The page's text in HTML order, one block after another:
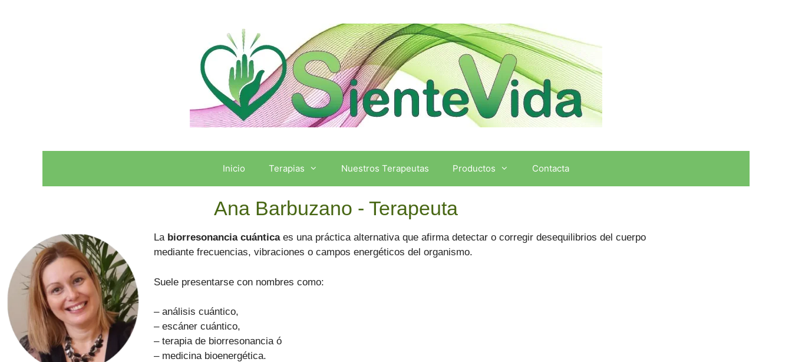
Inicio Terapias Nuestros Terapeutas Productos Contacta
Ana Barbuzano - Terapeuta
La biorresonancia cuánticaes una práctica alternativa que afirma detectar o corregir desequilibrios del cuerpo
mediante frecuencias, vibraciones o campos energéticos del organismo.
Suele presentarse con nombres como:
– análisis cuántico,
– escáner cuántico,
– terapia de biorresonancia ó
– medicina bioenergética.